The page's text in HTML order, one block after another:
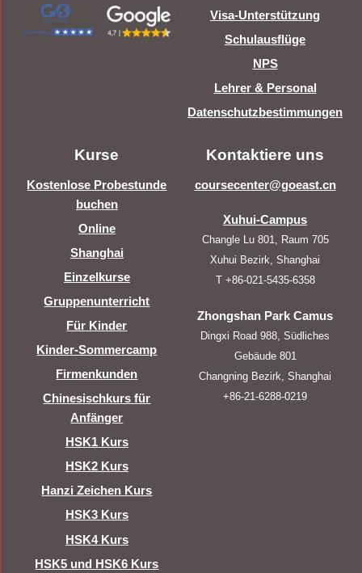
Visa-Unterstützung
Schulausflüge
NPS
Lehrer & Personal
Datenschutzbestimmungen
Kurse
Kostenlose Probestunde
buchen
Online
Shanghai
Einzelkurse
Gruppenunterricht
Für Kinder
Kinder-Sommercamp
Firmenkunden
Chinesischkurs für
Anfänger
HSK1 Kurs
HSK2 Kurs
Hanzi Zeichen Kurs
HSK3 Kurs
HSK4 Kurs
HSK5 und HSK6 Kurs
Kontaktiere uns
coursecenter@goeast.cn
Xuhui-Campus
Changle Lu 801, Raum 705
Xuhui Bezirk, Shanghai
T +86-021-5435-6358
Zhongshan Park Camus
Dingxi Road 988, Südliches
Gebäude 801
Changning Bezirk, Shanghai
+86-21-6288-0219